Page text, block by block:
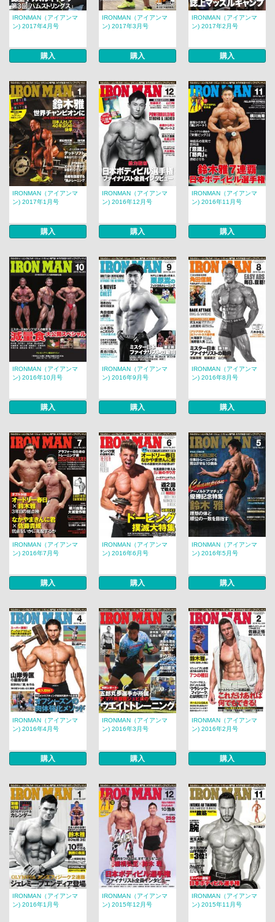
IRONMAN（アイアンマ
ン) 2017年4月号
購入
IRONMAN（アイアンマ
ン) 2017年3月号
購入
IRONMAN（アイアンマ
ン) 2017年2月号
購入
IRONMAN（アイアンマ
ン) 2017年1月号
購入
IRONMAN（アイアンマ
ン) 2016年12月号
購入
IRONMAN（アイアンマ
ン) 2016年11月号
購入
IRONMAN（アイアンマ
ン) 2016年10月号
購入
IRONMAN（アイアンマ
ン) 2016年9月号
購入
IRONMAN（アイアンマ
ン) 2016年8月号
購入
IRONMAN（アイアンマ
ン) 2016年7月号
購入
IRONMAN（アイアンマ
ン) 2016年6月号
購入
IRONMAN（アイアンマ
ン) 2016年5月号
購入
IRONMAN（アイアンマ
ン) 2016年4月号
購入
IRONMAN（アイアンマ
ン) 2016年3月号
購入
IRONMAN（アイアンマ
ン) 2016年2月号
購入
IRONMAN（アイアンマ
ン) 2016年1月号
IRONMAN（アイアンマ
ン) 2015年12月号
IRONMAN（アイアンマ
ン) 2015年11月号